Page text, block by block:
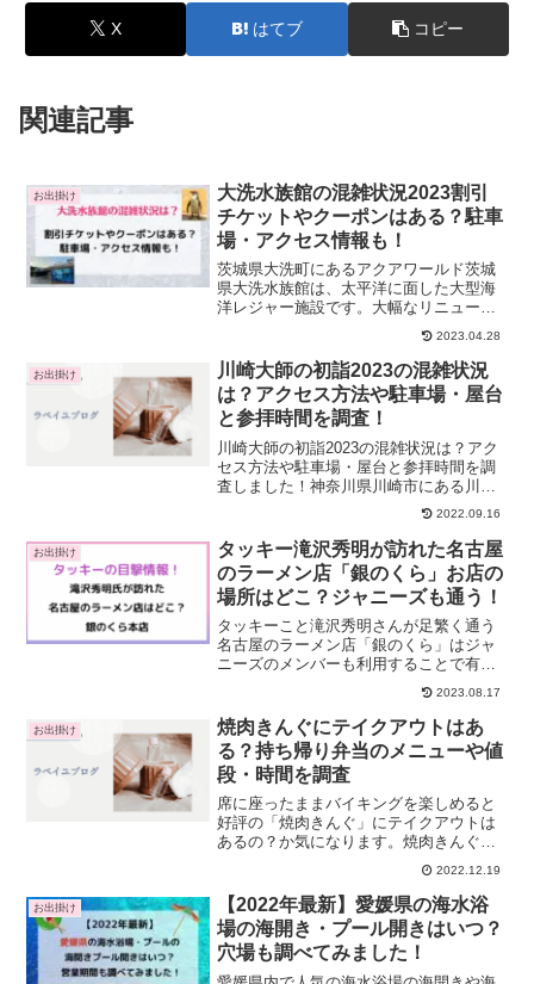
X はてブ コピー
関連記事
お出掛け
大洗水族館の混雑状況2023割引
チケットやクーポンはある？駐車
場・アクセス情報も！
茨城県大洗町にあるアクアワールド茨城
県大洗水族館は、太平洋に面した大型海
洋レジャー施設です。大幅なリニューア
ルを経て、9つのエリアで海の生物を展示
しています。幻想的なクラゲエリアや大
迫力のサメエリアなど、子どもから大人
まで楽しめる水族館です...
2023.04.28
お出掛け
川崎大師の初詣2023の混雑状況
は？アクセス方法や駐車場・屋台
と参拝時間を調査！
川崎大師の初詣2023の混雑状況は？アク
セス方法や駐車場・屋台と参拝時間を調
査しました！神奈川県川崎市にある川崎
大師は、真言宗関東三山の一つに数えら
れるお寺です。厄除けのお寺として全国
にその名が知られています。また、「初
詣といえば川崎大師！...
2022.09.16
お出掛け
タッキー滝沢秀明が訪れた名古屋
のラーメン店「銀のくら」お店の
場所はどこ？ジャニーズも通う！
タッキーこと滝沢秀明さんが足繁く通う
名古屋のラーメン店「銀のくら」はジャ
ニーズのメンバーも利用することで有名
です。滝沢秀明氏がツイッターに2023年6
月9日金曜日午後0時28分にツイートした
ラーメンの画像も話題になりました！ラ
ーメンのどんぶ...
2023.08.17
お出掛け
焼肉きんぐにテイクアウトはあ
る？持ち帰り弁当のメニューや値
段・時間を調査
席に座ったままバイキングを楽しめると
好評の「焼肉きんぐ」にテイクアウトは
あるの？か気になります。焼肉きんぐで
もテイクアウトでお持ち帰り出来る商品
があると嬉しいですね。ここ数年、飲食
店のテイクアウトが定番化しつつあり、
焼肉店でもお弁当を提供し...
2022.12.19
お出掛け
【2022年最新】愛媛県の海水浴
場の海開き・プール開きはいつ？
穴場も調べてみました！